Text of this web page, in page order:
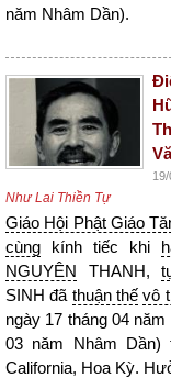
năm Nhâm Dần).
Như Lai Thiền Tự
Giáo Hội Phật Giáo
cùng kính tiếc khi
NGUYÊN THANH,
SINH đã thuận thế vô
ngày 17 tháng 04
03 năm Nhâm Dần)
California, Hoa Kỳ.